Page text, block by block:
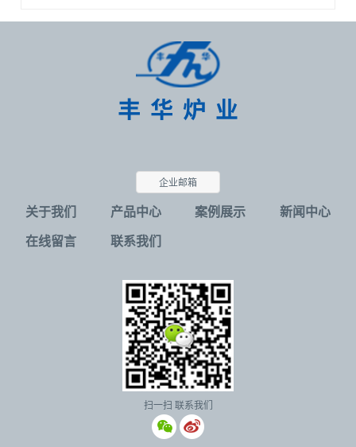
企业邮箱
关于我们 产品中心 案例展示 新闻中心
在线留言 联系我们
扫一扫 联系我们